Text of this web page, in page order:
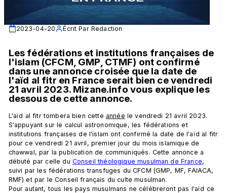
2023-04-20 Écrit Par Redaction
Les fédérations et institutions françaises de
l'islam (CFCM, GMP, CTMF) ont confirmé
dans une annonce croisée que la date de
l'aïd al fitr en France serait bien ce vendredi
21 avril 2023. Mizane.info vous explique les
dessous de cette annonce.
L'aïd al fitr tombera bien cette année le vendredi 21 avril 2023.
S'appuyant sur le calcul astronomique, les fédérations et
institutions françaises de l'islam ont confirmé la date de l'aïd al fitr
pour ce vendredi 21 avril, premier jour du mois islamique de
chawwal, par la publication de communiqués. Cette annonce a
débuté par celle du Conseil théologique musulman de France,
suivi par les fédérations transfuges du CFCM (GMP, MF, FAIACA,
RMF) et par le Conseil français du culte musulman.
Pour autant, tous les pays musulmans ne célébreront pas l'aïd ce